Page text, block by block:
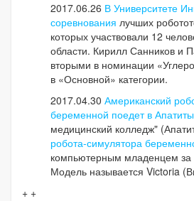
2017.06.26 В Университете
соревнования лучших
которых участвовали 12
области. Кирилл Санников и
вторыми в номинации
в «Основной» категории.
2017.04.30 Американский
беременной поедет в Апатиты
медицинский колледж"
робота-симулятора
компьютерным младенцем за
Модель называется Victoria
+ +